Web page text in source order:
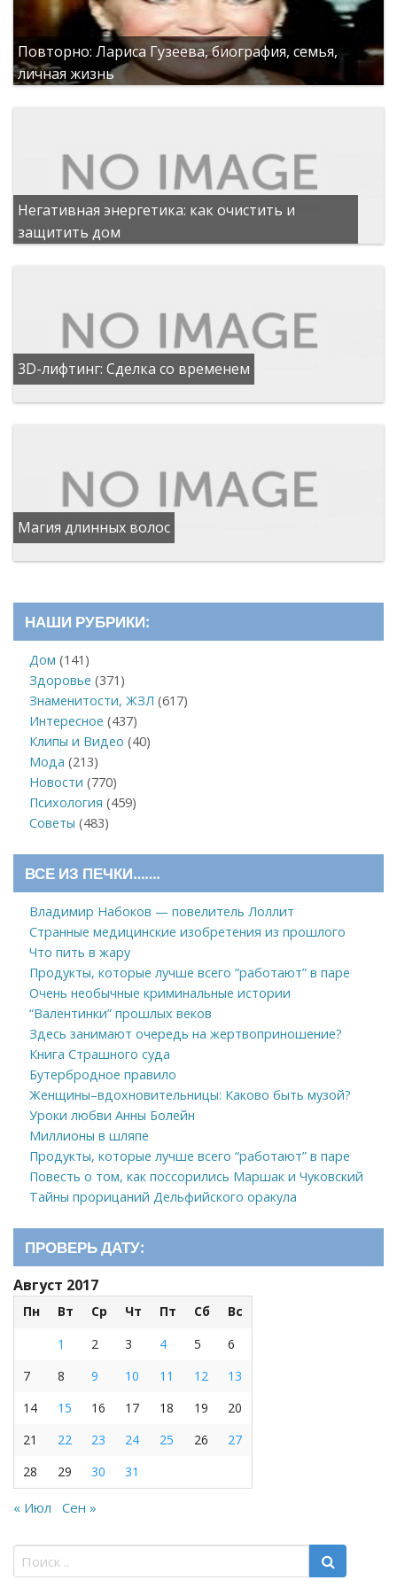
Повторно: Лариса Гузеева, биография, семья,
личная жизнь
Негативная энергетика: как очистить и
защитить дом
3D-лифтинг: Сделка со временем
Магия длинных волос
НАШИ РУБРИКИ:
Дом (141)
Здоровье (371)
Знаменитости, ЖЗЛ (617)
Интересное (437)
Клипы и Видео (40)
Мода (213)
Новости (770)
Психология (459)
Советы (483)
ВСЕ ИЗ ПЕЧКИ…….
Владимир Набоков — повелитель Лоллит
Странные медицинские изобретения из прошлого
Что пить в жару
Продукты, которые лучше всего “работают” в паре
Очень необычные криминальные истории
“Валентинки” прошлых веков
Здесь занимают очередь на жертвоприношение?
Книга Страшного суда
Бутербродное правило
Женщины–вдохновительницы: Каково быть музой?
Уроки любви Анны Болейн
Миллионы в шляпе
Продукты, которые лучше всего “работают” в паре
Повесть о том, как поссорились Маршак и Чуковский
Тайны прорицаний Дельфийского оракула
ПРОВЕРЬ ДАТУ:
Август 2017
Пн Вт Ср Чт Пт Сб
Вс
1
2 3 4 5
6
7
8 9 10 11 12
13
14
15 16 17 18 19
20
21
22 23 24 25 26
27
28
29 30 31
« Июл Сен »